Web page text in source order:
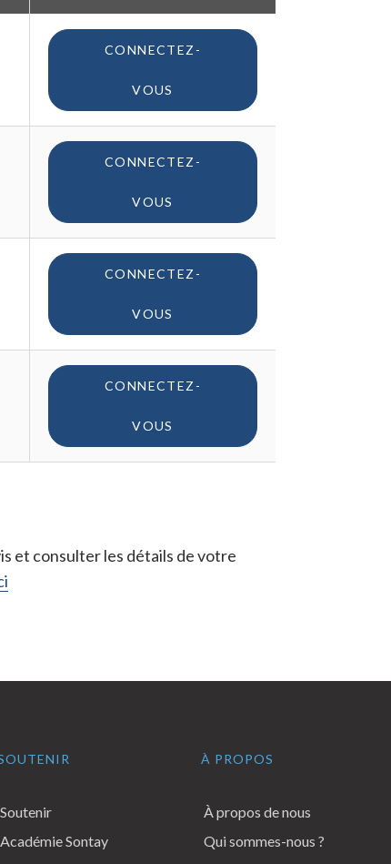
DE CONFORMITÉ (UE)
DE CONFORMITÉ (UK)
CONNECTEZ-
VOUS
DE CONFORMITÉ (UE)
DE CONFORMITÉ (UK)
CONNECTEZ-
VOUS
DE CONFORMITÉ (UE)
DE CONFORMITÉ (UK)
CONNECTEZ-
VOUS
DE CONFORMITÉ (UE)
DE CONFORMITÉ (UK)
CONNECTEZ-
VOUS
et consulter les détails de votre
Soutenir
Académie Sontay
À PROPOS
À propos de nous
Qui sommes-nous ?